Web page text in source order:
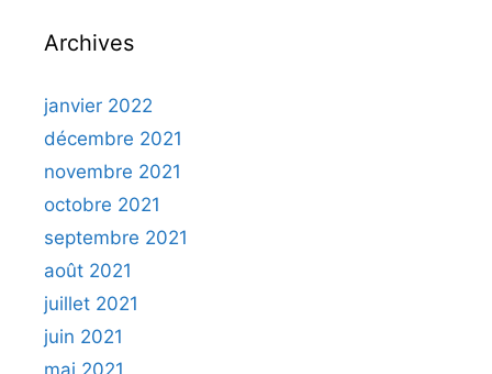
Archives
janvier 2022
décembre 2021
novembre 2021
octobre 2021
septembre 2021
août 2021
juillet 2021
juin 2021
mai 2021